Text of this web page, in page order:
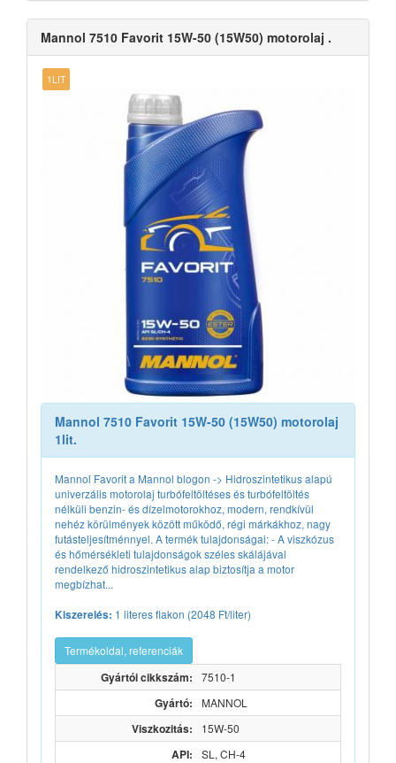
Mannol 7510 Favorit 15W-50 (15W50) motorolaj .
1LIT
Mannol 7510 Favorit 15W-50 (15W50) motorolaj
1lit.
Mannol Favorit a Mannol blogon -> Hidroszintetikus alapú
univerzális motorolaj turbófeltöltéses és turbófeltöltés
nélküli benzin- és dízelmotorokhoz, modern, rendkívül
nehéz körülmények között működő, régi márkákhoz, nagy
futásteljesítménnyel. A termék tulajdonságai: - A viszkózus
és hőmérsékleti tulajdonságok széles skálájával
rendelkező hidroszintetikus alap biztosítja a motor
megbízhat...
Kiszerelés: 1 literes flakon (2048 Ft/liter)
Termékoldal, referenciák
Gyártói cikkszám: 7510-1
Gyártó: MANNOL
Viszkozitás: 15W-50
API: SL, CH-4